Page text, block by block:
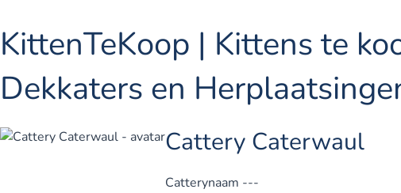
KittenTeKoop | Kittens te
Dekkaters en
Cattery Caterwaul
Catterynaam ---